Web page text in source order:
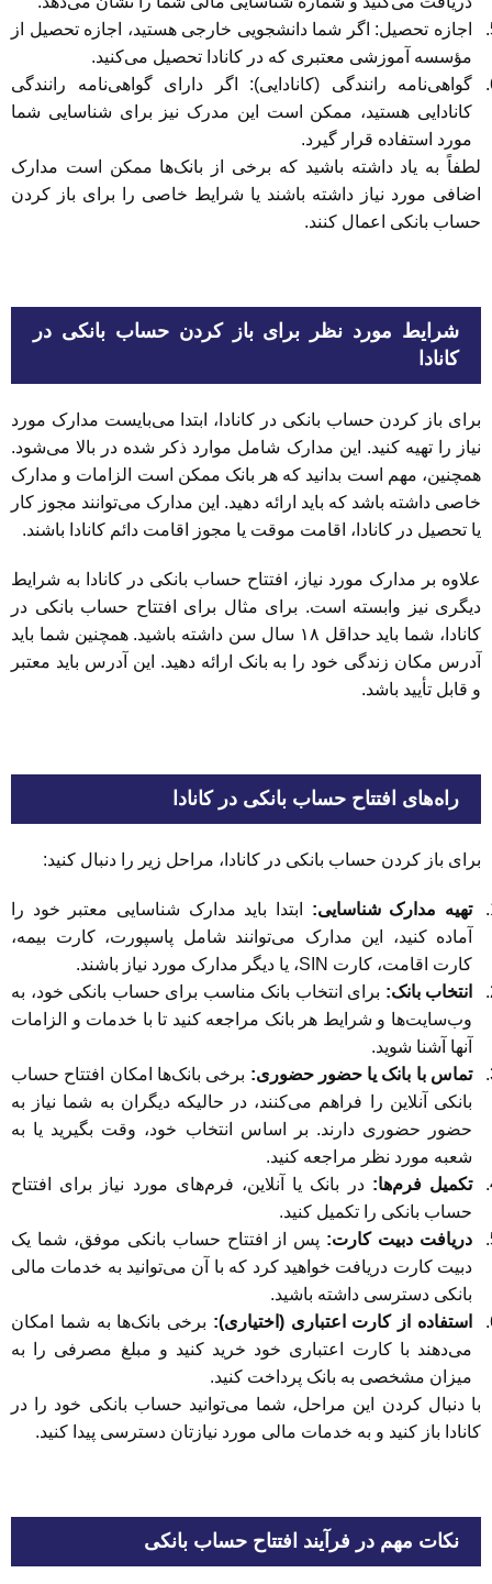
اجازه تحصیل: اگر شما دانشجویی خارجی هستید، اجازه تحصیل از
مؤسسه آموزشی معتبری که در کانادا تحصیل می‌کنید.
گواهی‌نامه رانندگی (کانادایی): اگر دارای گواهی‌‌نامه رانندگی
کانادایی هستید، ممکن است این مدرک نیز برای شناسایی شما
مورد استفاده قرار گیرد.
لطفاً به یاد داشته باشید که برخی از بانک‌ها ممکن است مدارک
اضافی مورد نیاز داشته باشند یا شرایط خاصی را برای باز کردن
حساب بانکی اعمال کنند.
شرایط مورد نظر برای باز کردن حساب بانکی در
کانادا
برای باز کردن حساب بانکی در کانادا، ابتدا می‌بایست مدارک مورد
نیاز را تهیه کنید. این مدارک شامل موارد ذکر شده در بالا می‌شود.
همچنین، مهم است بدانید که هر بانک ممکن است الزامات و مدارک
خاصی داشته باشد که باید ارائه دهید. این مدارک می‌توانند مجوز کار
یا تحصیل در کانادا، اقامت موقت یا مجوز اقامت دائم کانادا باشند.
علاوه بر مدارک مورد نیاز، افتتاح حساب بانکی در کانادا به شرایط
دیگری نیز وابسته است. برای مثال برای افتتاح حساب بانکی در
کانادا، شما باید حداقل ۱۸ سال سن داشته باشید. همچنین شما باید
آدرس مکان زندگی خود را به بانک ارائه دهید. این آدرس باید معتبر
و قابل تأیید باشد.
راه‌های افتتاح حساب بانکی در کانادا
برای باز کردن حساب بانکی در کانادا، مراحل زیر را دنبال کنید:
تهیه مدارک شناسایی:
ابتدا باید مدارک شناسایی معتبر خود را
آماده کنید، این مدارک می‌توانند شامل پاسپورت، کارت بیمه،
کارت اقامت، کارت SIN، یا دیگر مدارک مورد نیاز باشند.
انتخاب بانک: برای انتخاب بانک مناسب برای حساب بانکی خود، به
وب‌سایت‌ها و شرایط هر بانک مراجعه کنید تا با خدمات و الزامات
آنها آشنا شوید.
تماس با بانک یا حضور حضوری: برخی بانک‌ها امکان افتتاح حساب
بانکی آنلاین را فراهم می‌کنند، در حالیکه دیگران به شما نیاز به
حضور حضوری دارند. بر اساس انتخاب خود، وقت بگیرید یا به
شعبه مورد نظر مراجعه کنید.
تکمیل فرم‌ها: در بانک یا آنلاین، فرم‌های مورد نیاز برای افتتاح
حساب بانکی را تکمیل کنید.
دریافت دبیت کارت: پس از افتتاح حساب بانکی موفق، شما یک
دبیت کارت دریافت خواهید کرد که با آن می‌توانید به خدمات مالی
بانکی دسترسی داشته باشید.
استفاده از کارت اعتباری (اختیاری): برخی بانک‌ها به شما امکان
می‌دهند با کارت اعتباری خود خرید کنید و مبلغ مصرفی را به
میزان مشخصی به بانک پرداخت کنید.
با دنبال کردن این مراحل، شما می‌توانید حساب بانکی خود را در
کانادا باز کنید و به خدمات مالی مورد نیازتان دسترسی پیدا کنید.
نکات مهم در فرآیند افتتاح حساب بانکی